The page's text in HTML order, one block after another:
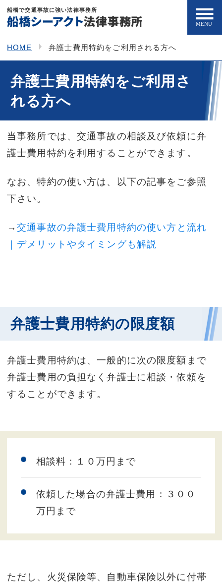
船橋で交通事故に強い法律事務所
HOME 弁護士費用特約をご利用される方へ
弁護士費用特約をご利用さ
れる方へ
当事務所では、交通事故の相談及び依頼に弁
護士費用特約を利用することができます。
なお、特約の使い方は、以下の記事をご参照
下さい。
→交通事故の弁護士費用特約の使い方と流れ
｜デメリットやタイミングも解説
弁護士費用特約の限度額
弁護士費用特約は、一般的に次の限度額まで
弁護士費用の負担なく弁護士に相談・依頼を
することができます。
相談料：１０万円まで
依頼した場合の弁護士費用：３００
万円まで
ただし、火災保険等、自動車保険以外に付帯